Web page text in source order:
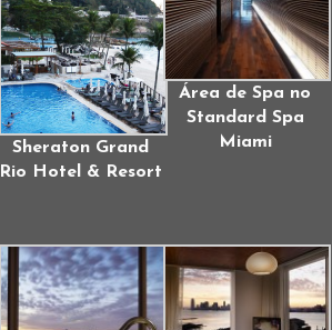
Sheraton Grand
Rio Hotel & Resort
Área de Spa no
Standard Spa
Miami